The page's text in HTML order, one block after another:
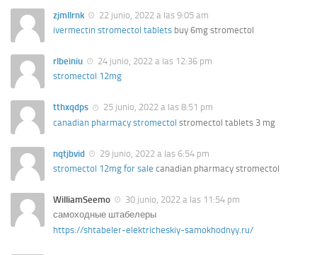
zjmllrnk
22 junio, 2022 a las 9:05 am
ivermectin stromectol tablets buy 6mg stromectol
rlbeiniu
24 junio, 2022 a las 12:36 pm
stromectol 12mg
tthxqdps
25 junio, 2022 a las 8:51 pm
canadian pharmacy stromectol stromectol tablets 3 mg
nqtjbvid
29 junio, 2022 a las 6:54 pm
stromectol 12mg for sale canadian pharmacy stromectol
WilliamSeemo
30 junio, 2022 a las 11:54 pm
самоходные штабелеры
https://shtabeler-elektricheskiy-samokhodnyy.ru/